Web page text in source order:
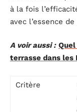
à la fois
avec l’essence de
A voir aussi :
terrasse dans les
Critère